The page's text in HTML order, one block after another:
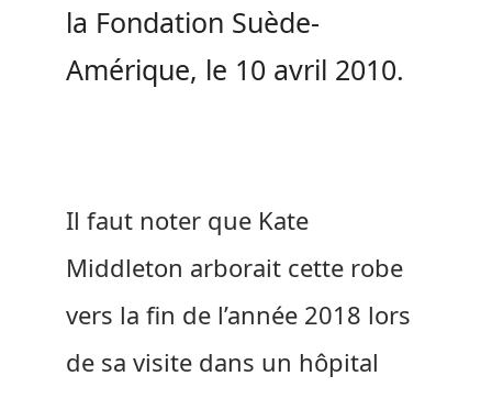
Il faut noter que Kate
Middleton arborait cette robe
vers la fin de l’année 2018 lors
de sa visite dans un hôpital